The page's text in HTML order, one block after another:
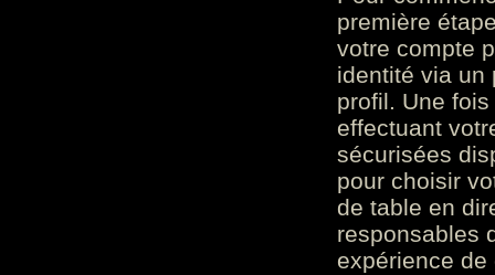
première
votre compte
identité via un
profil. Une
effectuant
sécurisées
pour choisir
de table en
responsables
expérience